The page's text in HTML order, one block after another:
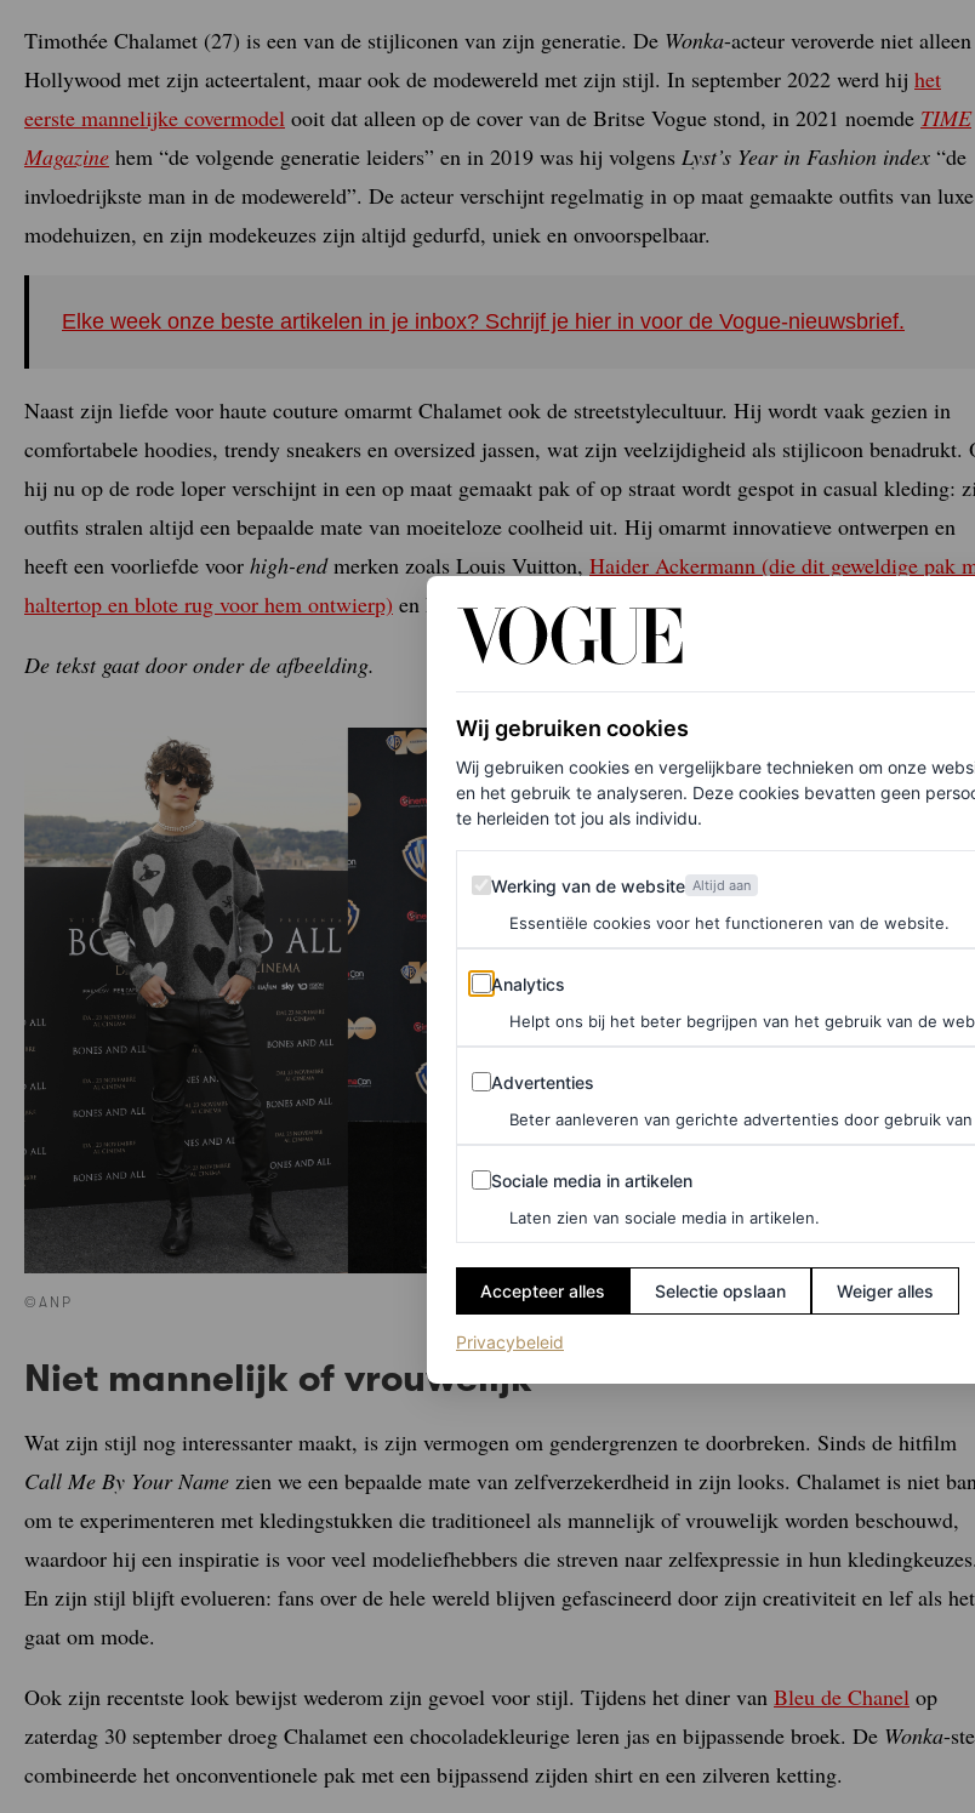
Timothée Chalamet (27) is een van de stijliconen van zijn generatie. De Wonka-acteur veroverde niet alleen
Hollywood met zijn acteertalent, maar ook de modewereld met zijn stijl. In september 2022 werd hij het
eerste mannelijke covermodel ooit dat alleen op de cover van de Britse Vogue stond, in 2021 noemde TIME
Magazine hem “de volgende generatie leiders” en in 2019 was hij volgens Lyst’s Year in Fashion index “de
invloedrijkste man in de modewereld”. De acteur verschijnt regelmatig in op maat gemaakte outfits van luxe
modehuizen, en zijn modekeuzes zijn altijd gedurfd, uniek en onvoorspelbaar.
Elke week onze beste artikelen in je inbox? Schrijf je hier in voor de Vogue-nieuwsbrief.
Naast zijn liefde voor haute couture omarmt Chalamet ook de streetstylecultuur. Hij wordt vaak gezien in
comfortabele hoodies, trendy sneakers en oversized jassen, wat zijn veelzijdigheid als stijlicoon benadrukt.
hij nu op de rode loper verschijnt in een op maat gemaakt pak of op straat wordt gespot in casual kleding:
outfits stralen altijd een bepaalde mate van moeiteloze coolheid uit. Hij omarmt innovatieve ontwerpen en
heeft een voorliefde voor high-endmerken zoals Louis Vuitton, Haider Ackermann (die dit geweldige pak
haltertop en blote rug voor hem ontwierp) en Prada.
De tekst gaat door onder de afbeelding.
©ANP
Niet mannelijk of vrouwelijk
Wat zijn stijl nog interessanter maakt, is zijn vermogen om gendergrenzen te doorbreken. Sinds de hitfilm
Call Me By Your Name zien we een bepaalde mate van zelfverzekerdheid in zijn looks. Chalamet is niet
om te experimenteren met kledingstukken die traditioneel als mannelijk of vrouwelijk worden beschouwd,
waardoor hij een inspiratie is voor veel modeliefhebbers die streven naar zelfexpressie in hun kledingkeuzes.
En zijn stijl blijft evolueren: fans over de hele wereld blijven gefascineerd door zijn creativiteit en lef als het
gaat om mode.
Ook zijn recentste look bewijst wederom zijn gevoel voor stijl. Tijdens het diner van Bleu de Chanel op
zaterdag 30 september droeg Chalamet een chocoladekleurige leren jas en bijpassende broek. De Wonka-
combineerde het onconventionele pak met een bijpassend zijden shirt en een zilveren ketting.
Wij gebruiken cookies
Wij gebruiken cookies en vergelijkbare technieken om onze
en het gebruik te analyseren. Deze cookies bevatten geen
te herleiden tot jou als individu.
Werking van de website
Werking van de website Altijd aan
Essentiële cookies voor het functioneren van de website.
Analytics
Analytics
Helpt ons bij het beter begrijpen van het gebruik van de
Advertenties
Advertenties
Beter aanleveren van gerichte advertenties door gebruik
Sociale media in artikelen
Sociale media in artikelen
Laten zien van sociale media in artikelen.
Accepteer alles Selectie opslaan Weiger alles
Privacybeleid